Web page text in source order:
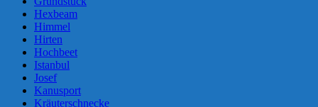
Hexbeam
Himmel
Hirten
Hochbeet
Istanbul
Josef
Kanusport
Kräuterschnecke